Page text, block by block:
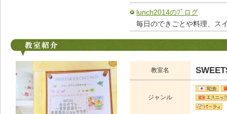
lunch2014のﾌﾞログ
毎日のできごとや料理、ス
教室名
ジャンル